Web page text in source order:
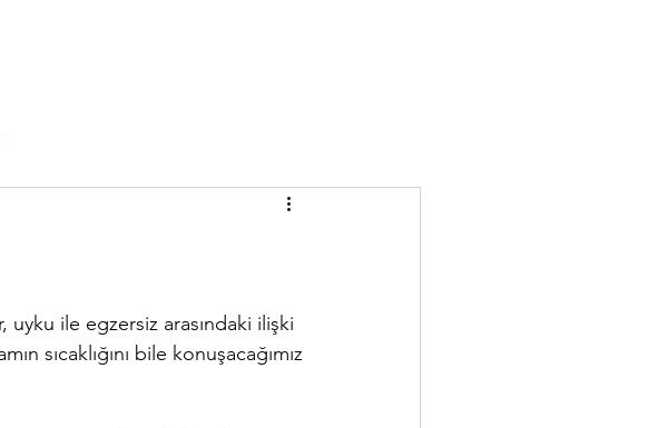
ile egzersiz arasındaki ilişki
sıcaklığını bile konuşacağımız